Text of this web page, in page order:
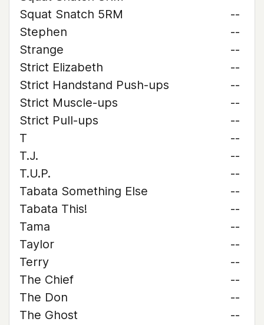
Squat Snatch 5RM
--
Stephen
--
Strange
--
Strict Elizabeth
--
Strict Handstand Push-ups
--
Strict Muscle-ups
--
Strict Pull-ups
--
T
--
T.J.
--
T.U.P.
--
Tabata Something Else
--
Tabata This!
--
Tama
--
Taylor
--
Terry
--
The Chief
--
The Don
--
The Ghost
--